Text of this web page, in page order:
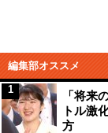
編集部オススメ
「将来
トル激
方
1